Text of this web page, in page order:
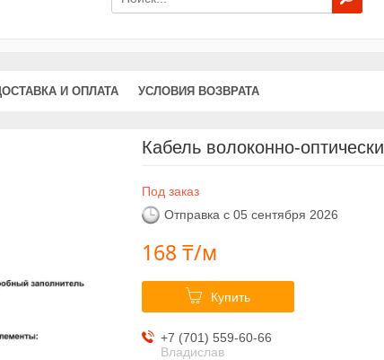
И ОПЛАТА УСЛОВИЯ ВОЗВРАТА
Кабель волоконно-
Под заказ
Отправка с 05 сентября 2026
168 ₸/м
Купить
+7 (701) 559-60-66
Владислав